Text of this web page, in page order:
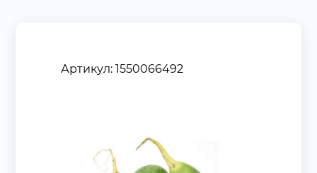
Артикул: 1550066492